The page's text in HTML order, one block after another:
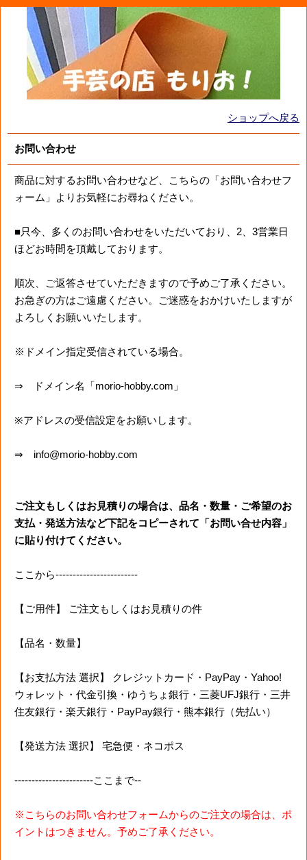
ショップへ戻る
お問い合わせ
商品に対するお問い合わせなど、こちらの「お問い合わせフ
ォーム」よりお気軽にお尋ねください。
■只今、多くのお問い合わせをいただいており、2、3営業日
ほどお時間を頂戴しております。
順次、ご返答させていただきますので予めご了承ください。
お急ぎの方はご遠慮ください。ご迷惑をおかけいたしますが
よろしくお願いいたします。
※ドメイン指定受信されている場合。
⇒ ドメイン名「morio-hobby.com」
※アドレスの受信設定をお願いします。
⇒ info@morio-hobby.com
ご注文もしくはお見積りの場合は、品名・数量・ご希望のお
支払・発送方法など下記をコピーされて「お問い合せ内容」
に貼り付けてください。
ここから------------------------
【ご用件】 ご注文もしくはお見積りの件
【品名・数量】
【お支払方法 選択】 クレジットカード・PayPay・Yahoo!
ウォレット・代金引換・ゆうちょ銀行・三菱UFJ銀行・三井
住友銀行・楽天銀行・PayPay銀行・熊本銀行（先払い）
【発送方法 選択】 宅急便・ネコポス
-----------------------ここまで--
※こちらのお問い合わせフォームからのご注文の場合は、ポ
イントはつきません。予めご了承ください。